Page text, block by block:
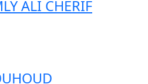
ALI CHERIF